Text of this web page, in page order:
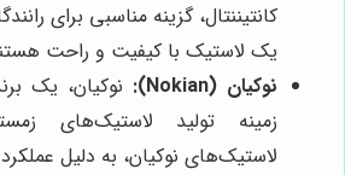
کانتیننتال، گزینه مناسبی برای
یک لاستیک با کیفیت و راحت
نوکیان (Nokian):
نوکیان، یک
زمینه تولید لاستیک‌های
لاستیک‌های نوکیان، به دلیل